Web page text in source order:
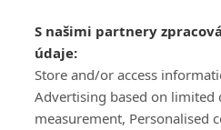
Šéfredaktorkou webu jePetr Slavík,
Máte-li zájem o inzerci na
Ochrana osobních údajů|Zásady
Upravit
S našimi partnery
údaje:
Store and/or access
Advertising based on limited
measurement, Personalised